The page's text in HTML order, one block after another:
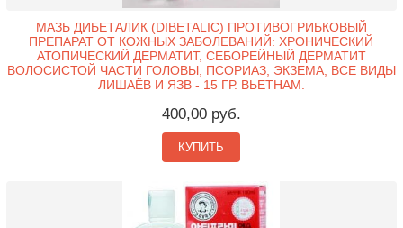
МАЗЬ ДИБЕТАЛИК (DIBETALIC) ПРОТИВОГРИБКОВЫЙ
ПРЕПАРАТ ОТ КОЖНЫХ ЗАБОЛЕВАНИЙ: ХРОНИЧЕСКИЙ
АТОПИЧЕСКИЙ ДЕРМАТИТ, СЕБОРЕЙНЫЙ ДЕРМАТИТ
ВОЛОСИСТОЙ ЧАСТИ ГОЛОВЫ, ПСОРИАЗ, ЭКЗЕМА, ВСЕ ВИДЫ
ЛИШАЁВ И ЯЗВ - 15 ГР. ВЬЕТНАМ.
400,00 руб.
КУПИТЬ